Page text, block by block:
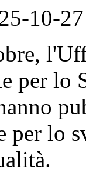
10-27
per lo
per lo